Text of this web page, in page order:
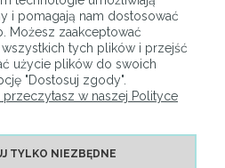
– łuk – śpiący miś – beige"
i pomagają nam dostosować
Możesz zaakceptować
tych plików i przejść
użycie plików do swoich
"Dostosuj zgody".
w naszej Polityce
TYLKO NIEZBĘDNE